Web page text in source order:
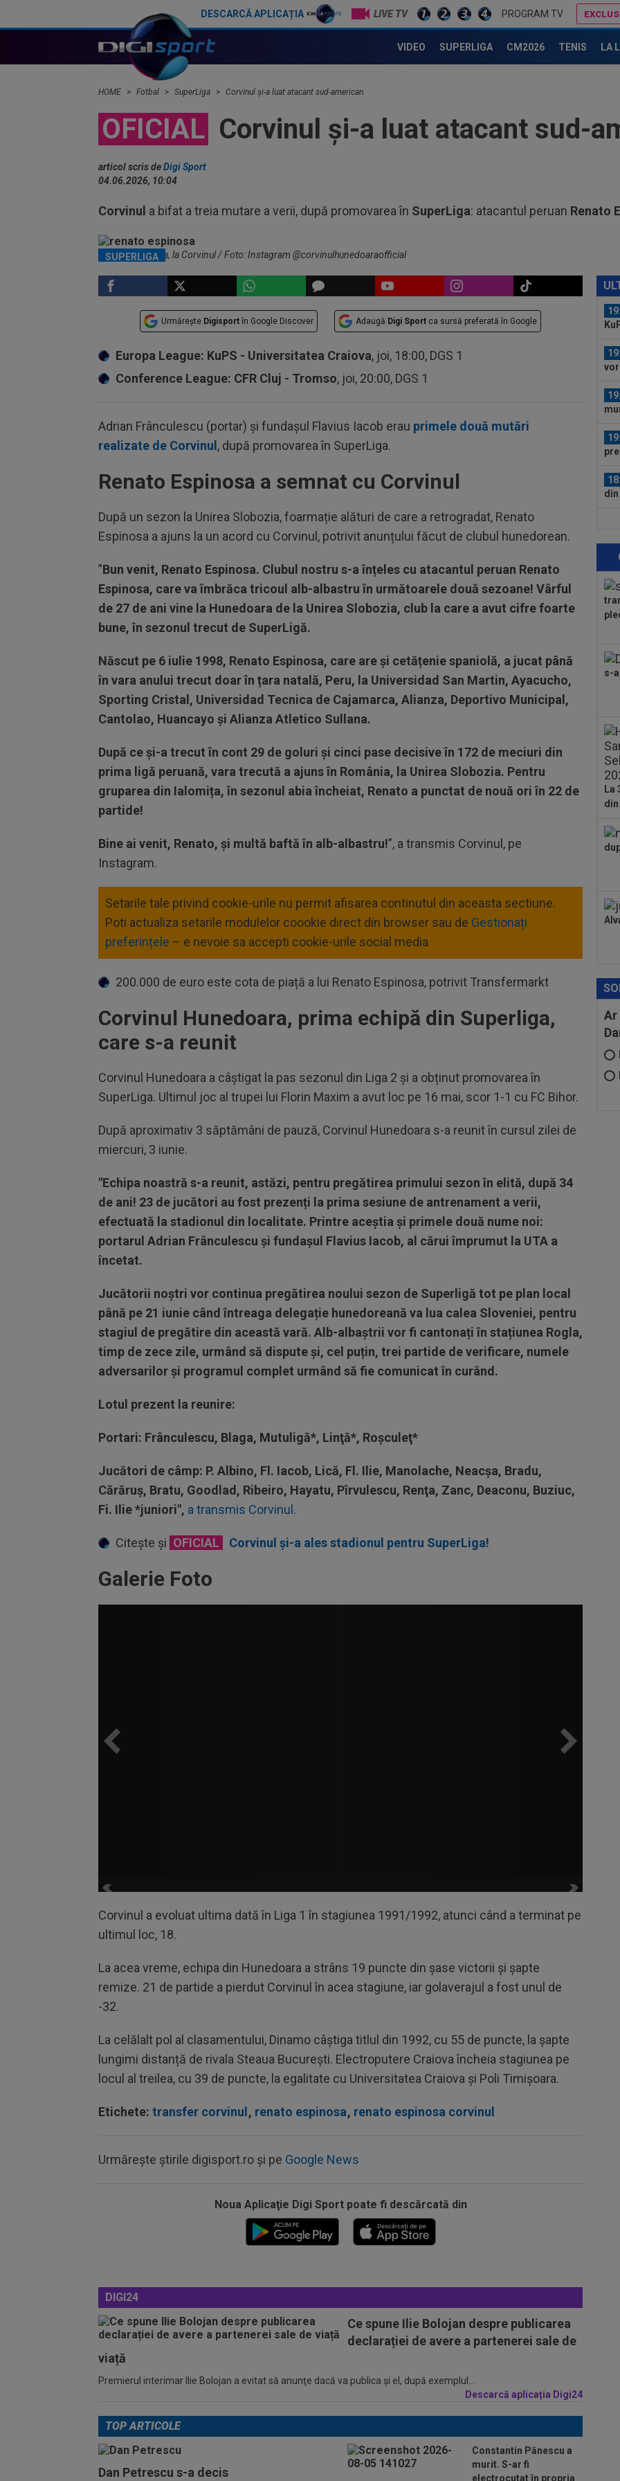
DESCARCĂ APLICAȚIA LIVE TV PROGRAM TV
VIDEO SUPERLIGA CM2026 TENIS LA
HOME Fotbal SuperLiga Corvinul și-a luat atacant sud-american
OFICIAL Corvinul și-a luat atacant sud-
articol scris deDigi Sport
04.06.2026, 10:04
Corvinul a bifat a treia mutare a verii, după promovarea în SuperLiga: atacantul peruan Renato
SUPERLIGA
Renato Espinosa, la Corvinul / Foto: Instagram @corvinulhunedoaraofficial
Urmărește Digisport în Google Discover Adaugă Digi Sport ca sursă preferată în Google
Europa League: KuPS - Universitatea Craiova, joi, 18:00, DGS 1
Conference League: CFR Cluj - Tromso, joi, 20:00, DGS 1
Adrian Frânculescu (portar) și fundașul Flavius Iacob erau primele două mutări
realizate de Corvinul , după promovarea în SuperLiga.
Renato Espinosa a semnat cu Corvinul
După un sezon la Unirea Slobozia, foarmație alături de care a retrogradat, Renato
Espinosa a ajuns la un acord cu Corvinul, potrivit anunțului făcut de clubul hunedorean.
”Bun venit, Renato Espinosa. Clubul nostru s-a înțeles cu atacantul peruan Renato
Espinosa, care va îmbrăca tricoul alb-albastru în următoarele două sezoane! Vârful
de 27 de ani vine la Hunedoara de la Unirea Slobozia, club la care a avut cifre foarte
bune, în sezonul trecut de SuperLigă.
Născut pe 6 iulie 1998, Renato Espinosa, care are și cetățenie spaniolă, a jucat până
în vara anului trecut doar în țara natală, Peru, la Universidad San Martin, Ayacucho,
Sporting Cristal, Universidad Tecnica de Cajamarca, Alianza, Deportivo Municipal,
Cantolao, Huancayo și Alianza Atletico Sullana.
După ce și-a trecut în cont 29 de goluri și cinci pase decisive în 172 de meciuri din
prima ligă peruană, vara trecută a ajuns în România, la Unirea Slobozia. Pentru
gruparea din Ialomița, în sezonul abia încheiat, Renato a punctat de nouă ori în 22 de
partide!
Bine ai venit, Renato, și multă baftă în alb-albastru!”, a transmis Corvinul, pe
Instagram.
Setarile tale privind cookie-urile nu permit afisarea continutul din aceasta sectiune.
Poti actualiza setarile modulelor coookie direct din browser sau de Gestionați
preferințele – e nevoie sa accepti cookie-urile social media
200.000 de euro este cota de piață a lui Renato Espinosa, potrivit Transfermarkt
Corvinul Hunedoara, prima echipă din Superliga,
care s-a reunit
Corvinul Hunedoara a câștigat la pas sezonul din Liga 2 și a obținut promovarea în
SuperLiga. Ultimul joc al trupei lui Florin Maxim a avut loc pe 16 mai, scor 1-1 cu FC Bihor.
După aproximativ 3 săptămâni de pauză, Corvinul Hunedoara s-a reunit în cursul zilei de
miercuri, 3 iunie.
"Echipa noastră s-a reunit, astăzi, pentru pregătirea primului sezon în elită, după 34
de ani! 23 de jucători au fost prezenți la prima sesiune de antrenament a verii,
efectuată la stadionul din localitate. Printre aceștia și primele două nume noi:
portarul Adrian Frânculescu și fundaşul Flavius Iacob, al cărui împrumut la UTA a
încetat.
Jucătorii noștri vor continua pregătirea noului sezon de Superligă tot pe plan local
până pe 21 iunie când întreaga delegație hunedoreană va lua calea Sloveniei, pentru
stagiul de pregătire din această vară. Alb-albaștrii vor fi cantonați în stațiunea Rogla,
timp de zece zile, urmând să dispute și, cel puțin, trei partide de verificare, numele
adversarilor și programul complet urmând să fie comunicat în curând.
Lotul prezent la reunire:
Portari: Frânculescu, Blaga, Mutuligă*, Linţă*, Roşculeţ*
Jucători de câmp: P. Albino, Fl. Iacob, Lică, Fl. Ilie, Manolache, Neacşa, Bradu,
Cărăruş, Bratu, Goodlad, Ribeiro, Hayatu, Pîrvulescu, Renţa, Zanc, Deaconu, Buziuc,
Fi. Ilie*juniori", a transmis Corvinul.
Citește și OFICIAL Corvinul și-a ales stadionul pentru SuperLiga!
Galerie Foto
Corvinul a evoluat ultima dată în Liga 1 în stagiunea 1991/1992, atunci când a terminat pe
ultimul loc, 18.
La acea vreme, echipa din Hunedoara a strâns 19 puncte din șase victorii și șapte
remize. 21 de partide a pierdut Corvinul în acea stagiune, iar golaverajul a fost unul de
-32.
La celălalt pol al clasamentului, Dinamo câștiga titlul din 1992, cu 55 de puncte, la șapte
lungimi distanță de rivala Steaua București. Electroputere Craiova încheia stagiunea pe
locul al treilea, cu 39 de puncte, la egalitate cu Universitatea Craiova și Poli Timișoara.
Etichete: transfer corvinul, renato espinosa, renato espinosa corvinul
Urmărește știrile digisport.ro și pe Google News
Noua Aplicaţie Digi Sport poate fi descărcată din
DIGI24
Ce spune Ilie Bolojan despre publicarea
declarației de avere a partenerei sale de
viață
Premierul interimar Ilie Bolojan a evitat să anunţe dacă va publica şi el, după exemplul...
Descarcă aplicația Digi24
pe
pe
a
s-
La
Ar
TOP ARTICOLE
Dan Petrescu s-a decis
Constantin Pănescu a
murit. S-ar fi
electrocutat în propria